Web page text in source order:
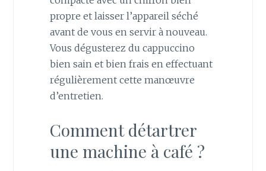
propre et laisser l’appareil séché
avant de vous en servir à nouveau.
Vous dégusterez du cappuccino
bien sain et bien frais en effectuant
régulièrement cette manœuvre
d’entretien.
Comment détartrer
une machine à café ?